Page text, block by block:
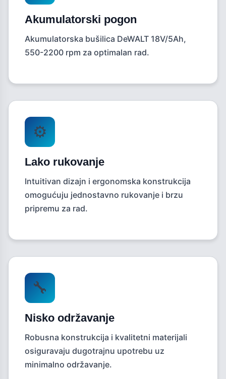
Akumulatorski pogon
Akumulatorska bušilica DeWALT 18V/5Ah,
550-2200 rpm za optimalan rad.
⚙️
Lako rukovanje
Intuitivan dizajn i ergonomska konstrukcija
omogućuju jednostavno rukovanje i brzu
pripremu za rad.
🔧
Nisko održavanje
Robusna konstrukcija i kvalitetni materijali
osiguravaju dugotrajnu upotrebu uz
minimalno održavanje.